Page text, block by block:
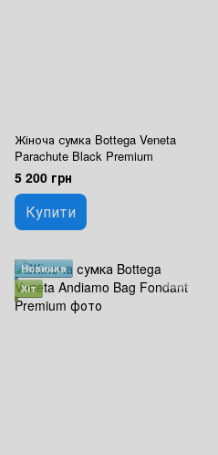
Жіноча сумка Bottega Veneta
Parachute Black Premium
5 200 грн
Купити
Новинка
Хіт